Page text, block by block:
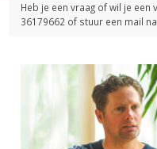
Heb je een vraag of wil je
36179662 of stuur een mail